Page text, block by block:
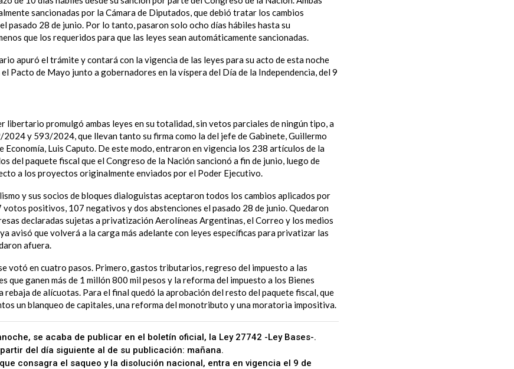
sancionadas por la Cámara de Diputados, que debió tratar los cambios
pasado 28 de junio. Por lo tanto, pasaron solo ocho días hábiles hasta su
que los requeridos para que las leyes sean automáticamente sancionadas.
apuró el trámite y contará con la vigencia de las leyes para su acto de esta noche
Pacto de Mayo junto a gobernadores en la víspera del Día de la Independencia, del 9
libertario promulgó ambas leyes en su totalidad, sin vetos parciales de ningún tipo, a
y 593/2024, que llevan tanto su firma como la del jefe de Gabinete, Guillermo
Economía, Luis Caputo. De este modo, entraron en vigencia los 238 artículos de la
del paquete fiscal que el Congreso de la Nación sancionó a fin de junio, luego de
a los proyectos originalmente enviados por el Poder Ejecutivo.
y sus socios de bloques dialoguistas aceptaron todos los cambios aplicados por
votos positivos, 107 negativos y dos abstenciones el pasado 28 de junio. Quedaron
declaradas sujetas a privatización Aerolíneas Argentinas, el Correo y los medios
avisó que volverá a la carga más adelante con leyes específicas para privatizar las
afuera.
votó en cuatro pasos. Primero, gastos tributarios, regreso del impuesto a las
que ganen más de 1 millón 800 mil pesos y la reforma del impuesto a los Bienes
rebaja de alícuotas. Para el final quedó la aprobación del resto del paquete fiscal, que
un blanqueo de capitales, una reforma del monotributo y una moratoria impositiva.
se acaba de publicar en el boletín oficial, la Ley 27742 -Ley Bases-.
del día siguiente al de su publicación: mañana.
consagra el saqueo y la disolución nacional, entra en vigencia el 9 de